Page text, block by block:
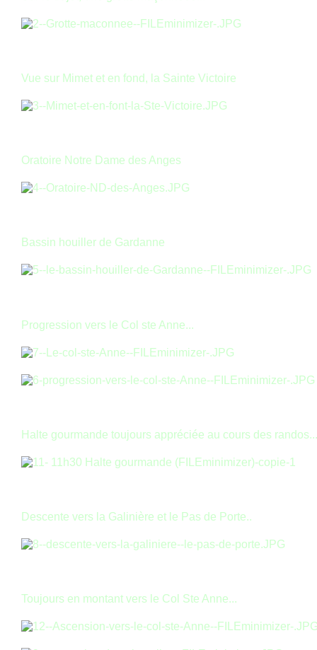
Vue sur Mimet et en fond, la Sainte Victoire
Oratoire Notre Dame des Anges
Bassin houiller de Gardanne
Progression vers le Col ste Anne...
Halte gourmande toujours appréciée au cours des randos...
Descente vers la Galinière et le Pas de Porte..
Toujours en montant vers le Col Ste Anne...